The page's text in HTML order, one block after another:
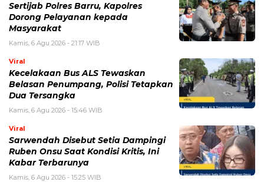
Sertijab Polres Barru, Kapolres
Dorong Pelayanan kepada
Masyarakat
Kamis, 6 Agu 2026 - 21:17 WIB
Viral
Kecelakaan Bus ALS Tewaskan
Belasan Penumpang, Polisi Tetapkan
Dua Tersangka
Kamis, 6 Agu 2026 - 15:46 WIB
Viral
Sarwendah Disebut Setia Dampingi
Ruben Onsu Saat Kondisi Kritis, Ini
Kabar Terbarunya
Kamis, 6 Agu 2026 - 15:25 WIB